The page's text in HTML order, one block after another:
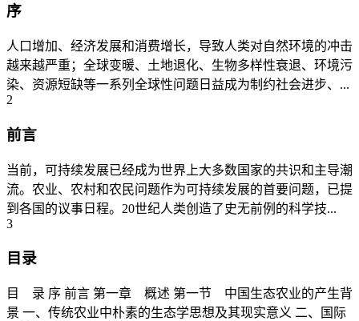
序
人口增加、经济发展和消费增长，导致人类对自然环境的冲击
越来越严重；全球变暖、土地退化、生物多样性衰退、环境污
染、资源短缺等一系列全球性问题日益成为制约社会进步、...
2
前言
当前，可持续发展已经成为世界上大多数国家的共识和主导潮
流。农业、农村和农民问题作为可持续发展的首要问题，已提
到各国的议事日程。20世纪人类创造了史无前例的科学技...
3
目录
目 录 序 前言 第一章 概述 第一节 中国生态农业的产生背
景 一、传统农业中朴素的生态学思想及其现实意义 二、国际